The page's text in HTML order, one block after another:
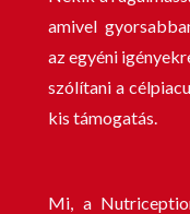
amivel
az egyéni
szólítani a
kis támogatás.
Mi, a